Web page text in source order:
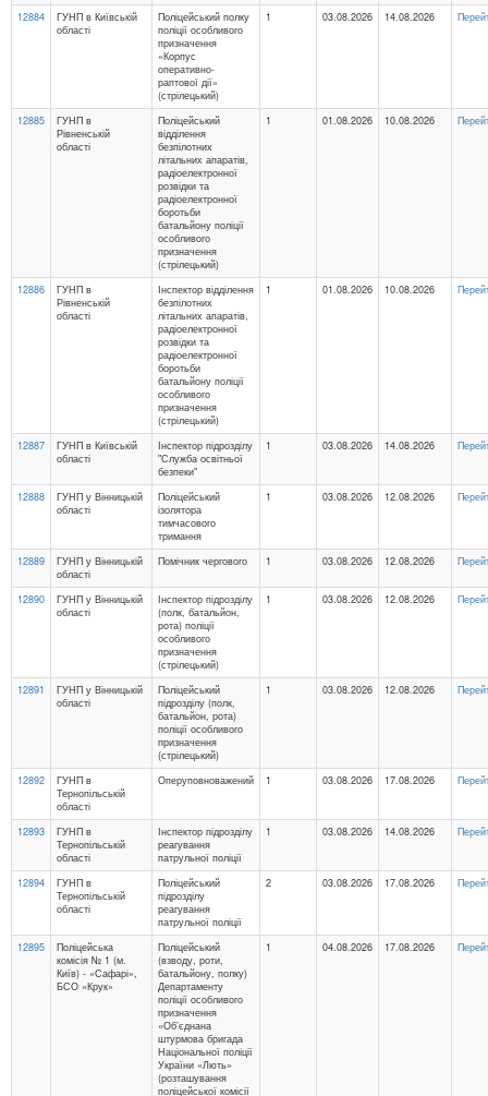
12884
ГУНП в Київській
області
Поліцейський полку
поліції особливого
призначення
«Корпус
оперативно-
раптової дії»
(стрілецький)
1 03.08.2026 14.08.2026
12885
ГУНП в
Рівненській
області
Поліцейський
відділення
безпілотних
літальних апаратів,
радіоелектронної
розвідки та
радіоелектронної
боротьби
батальйону поліції
особливого
призначення
(стрілецький)
1 01.08.2026 10.08.2026
12886
ГУНП в
Рівненській
області
Інспектор відділення
безпілотних
літальних апаратів,
радіоелектронної
розвідки та
радіоелектронної
боротьби
батальйону поліції
особливого
призначення
(стрілецький)
1 01.08.2026 10.08.2026
12887
ГУНП в Київській
області
Інспектор підрозділу
"Служба освітньої
безпеки"
1 03.08.2026 14.08.2026
12888
ГУНП у Вінницькій
області
Поліцейський
ізолятора
тимчасового
тримання
1 03.08.2026 12.08.2026
12889
ГУНП у Вінницькій
області
Помічник чергового 1 03.08.2026 12.08.2026
12890
ГУНП у Вінницькій
області
Інспектор підрозділу
(полк, батальйон,
рота) поліції
особливого
призначення
(стрілецький)
1 03.08.2026 12.08.2026
12891
ГУНП у Вінницькій
області
Поліцейський
підрозділу (полк,
батальйон, рота)
поліції особливого
призначення
(стрілецький)
1 03.08.2026 12.08.2026
12892
ГУНП в
Тернопільській
області
Оперуповноважений 1 03.08.2026 17.08.2026
12893
ГУНП в
Тернопільській
області
Інспектор підрозділу
реагування
патрульної поліції
1 03.08.2026 14.08.2026
12894
ГУНП в
Тернопільській
області
Поліцейський
підрозділу
реагування
патрульної поліції
2 03.08.2026 17.08.2026
12895
Поліцейська
комісія № 1 (м.
Київ) - «Сафарі»,
БСО «Крук»
Поліцейський
(взводу, роти,
батальйону, полку)
Департаменту
поліції особливого
призначення
«Об’єднана
штурмова бригада
Національної поліції
України «Лють»
(розташування
поліцейської комісії
1 04.08.2026 17.08.2026